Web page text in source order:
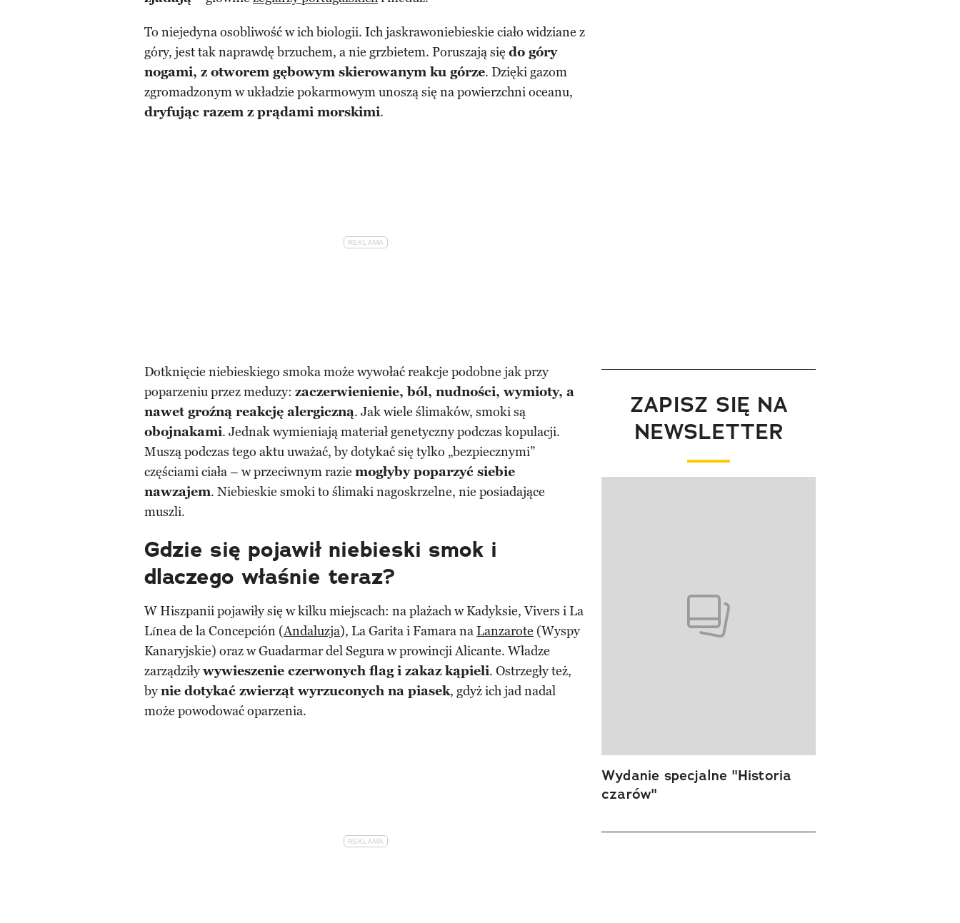
To niejedyna osobliwość w ich biologii. Ich jaskrawoniebieskie ciało widziane z
góry, jest tak naprawdę brzuchem, a nie grzbietem. Poruszają się do góry
nogami, z otworem gębowym skierowanym ku górze. Dzięki gazom
zgromadzonym w układzie pokarmowym unoszą się na powierzchni oceanu,
dryfując razem z prądami morskimi.
Dotknięcie niebieskiego smoka może wywołać reakcje podobne jak przy
poparzeniu przez meduzy: zaczerwienienie, ból, nudności, wymioty, a
nawet groźną reakcję alergiczną. Jak wiele ślimaków, smoki są
obojnakami. Jednak wymieniają materiał genetyczny podczas kopulacji.
Muszą podczas tego aktu uważać, by dotykać się tylko „bezpiecznymi”
częściami ciała – w przeciwnym razie mogłyby poparzyć siebie
nawzajem. Niebieskie smoki to ślimaki nagoskrzelne, nie posiadające
muszli.
Gdzie się pojawił niebieski smok i
dlaczego właśnie teraz?
W Hiszpanii pojawiły się w kilku miejscach: na plażach w Kadyksie, Vivers i La
Línea de la Concepción (Andaluzja), La Garita i Famara na Lanzarote (Wyspy
Kanaryjskie) oraz w Guadarmar del Segura w prowincji Alicante. Władze
zarządziływywieszenie czerwonych flag i zakaz kąpieli. Ostrzegły też,
bynie dotykać zwierząt wyrzuconych na piasek, gdyż ich jad nadal
może powodować oparzenia.
ZAPISZ SIĘ NA
NEWSLETTER
Wydanie specjalne "Historia
czarów"